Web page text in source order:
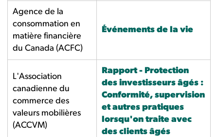
Agence de la
consommation en
matière financière
du Canada (ACFC)
Événements de la vie
L'Association
canadienne du
commerce des
valeurs mobilières
(ACCVM)
Rapport - Protection
des investisseurs âgés :
Conformité, supervision
et autres pratiques
lorsqu'on traite avec
des clients âgés